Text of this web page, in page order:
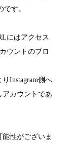
す。
にはアクセス
ウントのブロ
Instagram側へ
アカウントであ
性がございま